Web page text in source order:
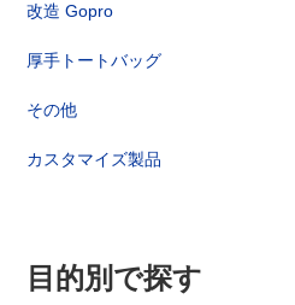
改造 Gopro
厚手トートバッグ
その他
カスタマイズ製品
目的別で探す